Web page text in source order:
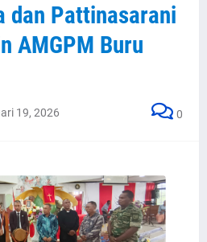
dan Pattinasarani
AMGPM Buru
19, 2026 0